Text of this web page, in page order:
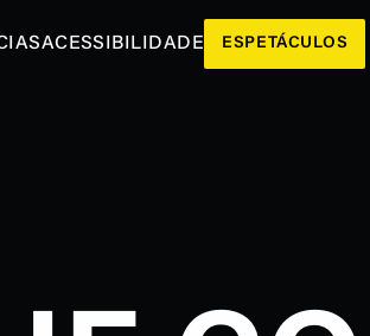
ACESSIBILIDADE ESPETÁCULOS